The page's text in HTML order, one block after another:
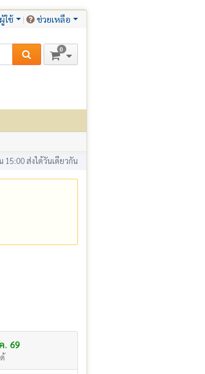
ใช้ ช่วยเหลือ
0
15:00 ส่งได้วันเดียวกัน
. 69